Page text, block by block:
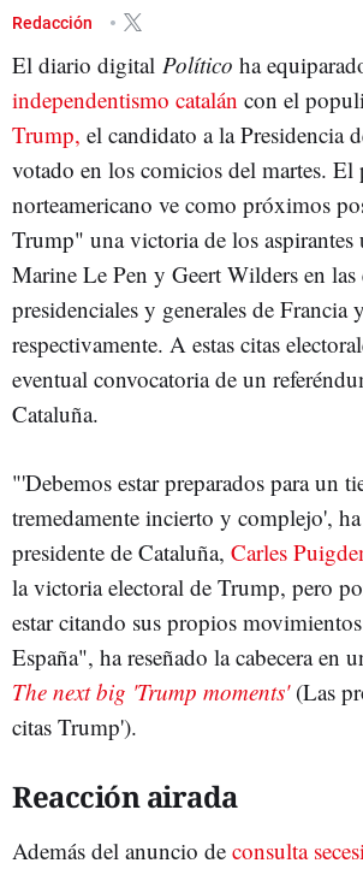
POPULISMO
Redacción
El diario digital Político ha
independentismo catalán con el
Trump, el candidato a la Presidencia
votado en los comicios del martes.
norteamericano ve como próximos
Trump" una victoria de los aspirantes
Marine Le Pen y Geert Wilders en las
presidenciales y generales de Francia
respectivamente. A estas citas
eventual convocatoria de un
Cataluña.
"'Debemos estar preparados para un
tremedamente incierto y complejo',
presidente de Cataluña, Carles
la victoria electoral de Trump, pero
estar citando sus propios
España", ha reseñado la cabecera en
The next big 'Trump moments' (Las
citas Trump').
Reacción airada
Además del anuncio de consulta